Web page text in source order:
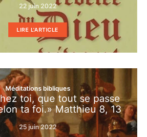
22 juin 2022
LIRE L'ARTICLE
Méditations bibliques
toi, que tout se passe
ta foi.» Matthieu 8, 13
25 juin 2022